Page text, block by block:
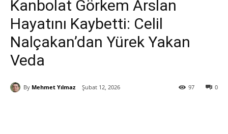
Kanbolat Görkem Arslan
Hayatını Kaybetti: Celil
Nalçakan’dan Yürek Yakan
Veda
By Mehmet Yılmaz Şubat 12, 2026 0
97